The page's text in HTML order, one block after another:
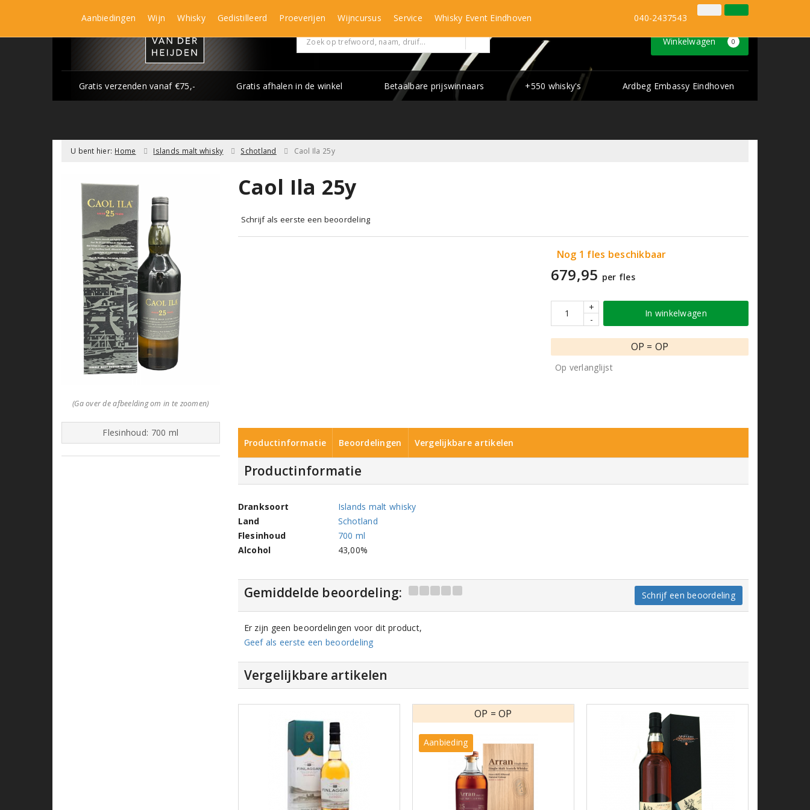
Inloggen Klantenservice
Winkelwagen 0
Gratis verzenden vanaf €75,- Gratis afhalen in de winkel Betaalbare prijswinnaars +550 whisky's Ardbeg Embassy Eindhoven
Aanbiedingen Wijn Whisky Gedistilleerd Proeverijen Wijncursus Service Whisky Event Eindhoven 040-2437543
U bent hier: Home Islands malt whisky Schotland Caol Ila 25y
(Ga over de afbeelding om in te zoomen)
Flesinhoud: 700 ml
Caol Ila 25y
Schrijf als eerste een beoordeling
Nog 1 fles beschikbaar
679,95 per fles
+
-
In winkelwagen
OP = OP
Op verlanglijst
Productinformatie Beoordelingen Vergelijkbare artikelen
Productinformatie
Dranksoort
Islands malt whisky
Land
Schotland
Flesinhoud
700 ml
Alcohol
43,00%
Gemiddelde beoordeling: Schrijf een beoordeling
Er zijn geen beoordelingen voor dit product,
Geef als eerste een beoordeling
Vergelijkbare artikelen
OP = OP
Aanbieding